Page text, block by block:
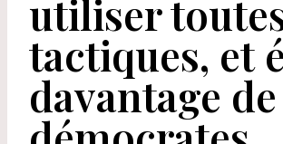
utiliser
tactiques, et
davantage de